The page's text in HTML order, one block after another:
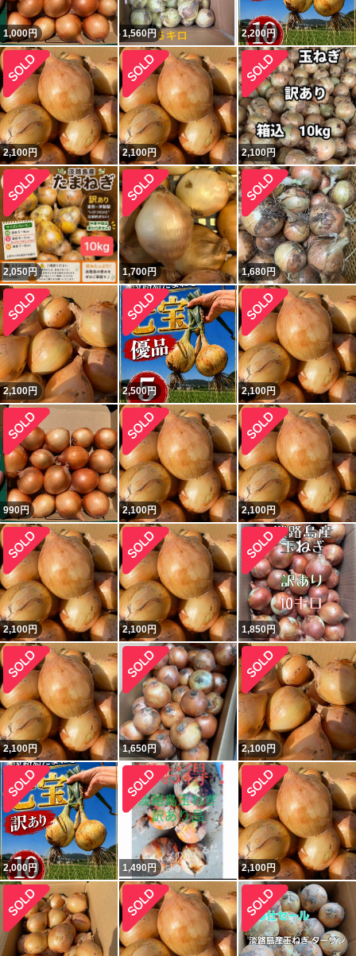
1,000円 1,560円 2,200円
2,100円 2,100円 2,100円
2,050円 1,700円 1,680円
2,100円 2,500円 2,100円
990円 2,100円 2,100円
2,100円 2,100円 1,850円
2,100円 1,650円 2,100円
2,000円 1,490円 2,100円